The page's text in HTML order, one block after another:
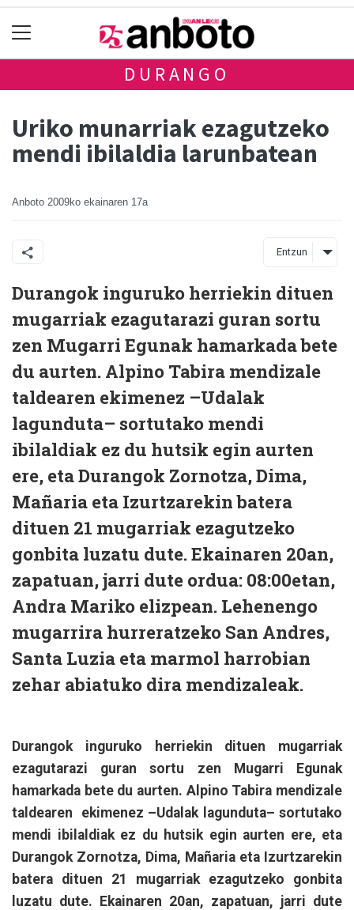
DURANGO
Uriko munarriak ezagutzeko
mendi ibilaldia larunbatean
Anboto 2009ko ekainaren 17a
Entzun
Durangok inguruko herriekin dituen
mugarriak ezagutarazi guran sortu
zen Mugarri Egunak hamarkada bete
du aurten. Alpino Tabira mendizale
taldearen ekimenez –Udalak
lagunduta– sortutako mendi
ibilaldiak ez du hutsik egin aurten
ere, eta Durangok Zornotza, Dima,
Mañaria eta Izurtzarekin batera
dituen 21 mugarriak ezagutzeko
gonbita luzatu dute. Ekainaren 20an,
zapatuan, jarri dute ordua: 08:00etan,
Andra Mariko elizpean. Lehenengo
mugarrira hurreratzeko San Andres,
Santa Luzia eta marmol harrobian
zehar abiatuko dira mendizaleak.
Durangok inguruko herriekin dituen mugarriak
ezagutarazi guran sortu zen Mugarri Egunak
hamarkada bete du aurten. Alpino Tabira mendizale
taldearen ekimenez –Udalak lagunduta– sortutako
mendi ibilaldiak ez du hutsik egin aurten ere, eta
Durangok Zornotza, Dima, Mañaria eta Izurtzarekin
batera dituen 21 mugarriak ezagutzeko gonbita
luzatu dute. Ekainaren 20an, zapatuan, jarri dute